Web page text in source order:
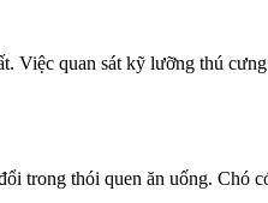
Việc quan sát kỹ lưỡng thú
trong thói quen ăn uống.